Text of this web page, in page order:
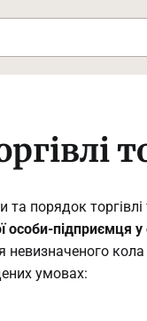
порядок
особи-підприємця
невизначеного кола
умовах: